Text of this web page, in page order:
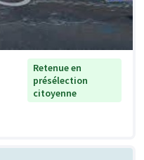
Retenue en
présélection
citoyenne